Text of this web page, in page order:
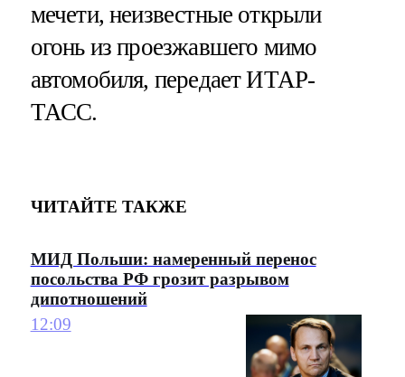
мечети, неизвестные открыли
огонь из проезжавшего мимо
автомобиля, передает ИТАР-
ТАСС.
ЧИТАЙТЕ ТАКЖЕ
МИД Польши: намеренный перенос
посольства РФ грозит разрывом
дипотношений
12:09